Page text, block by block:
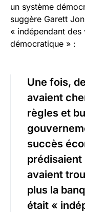
un système
suggère Garett
« indépendant
démocratique » :
Une fois,
avaient
règles et
succès
prédisaient
avaient
plus la
était «